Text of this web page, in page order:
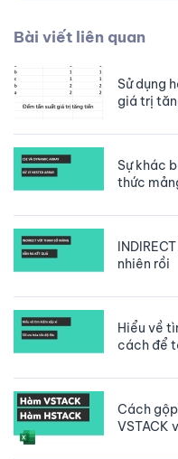
Bài viết liên quan
Sử dụng
giá trị
Sự khác
thức
nhiên rồi
Hiểu về
cách để
Cách
VSTACK